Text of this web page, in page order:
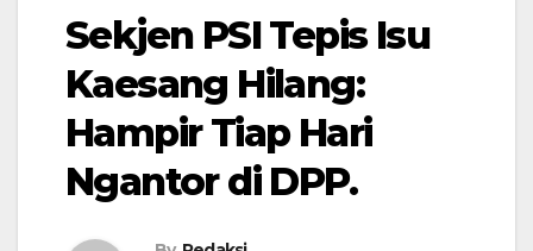
Sekjen PSI Tepis Isu
Kaesang Hilang:
Hampir Tiap Hari
Ngantor di DPP.